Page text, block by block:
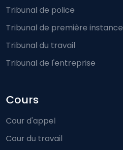
Tribunal de police
Tribunal de première instance
Tribunal du travail
Tribunal de l'entreprise
Cours
Cour d'appel
Cour du travail